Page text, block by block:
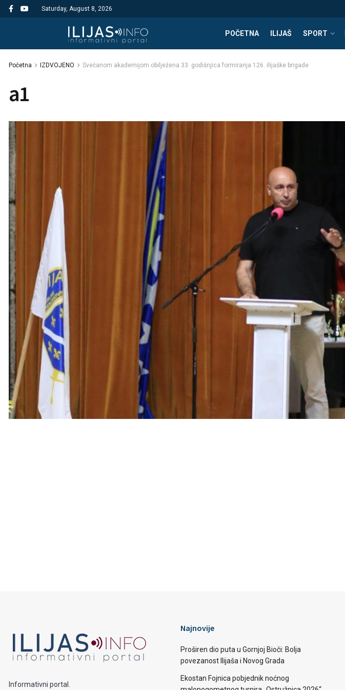
Saturday, August 8, 2026
POČETNA ILIJAŠ SPORT
Početna IZDVOJENO Svečanom akademijom obilježena 33. godišnjica formiranja 126. ilijaške brigade
a1
Informativni portal.
Najnovije
Proširen dio puta u Gornjoj Bioči: Bolja
povezanost Ilijaša i Novog Grada
Ekostan Fojnica pobjednik noćnog